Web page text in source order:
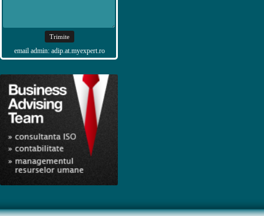
email admin: adip.at.myexpert.ro